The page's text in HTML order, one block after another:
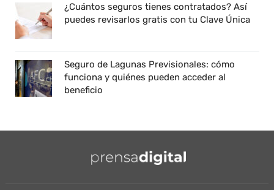
¿Cuántos seguros tienes contratados? Así
puedes revisarlos gratis con tu Clave Única
Seguro de Lagunas Previsionales: cómo
funciona y quiénes pueden acceder al
beneficio